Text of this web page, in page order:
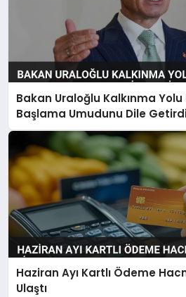
Bakan Uraloğlu Kalkınma Yolu
Başlama Umudunu Dile
Haziran Ayı Kartlı Ödeme
Ulaştı